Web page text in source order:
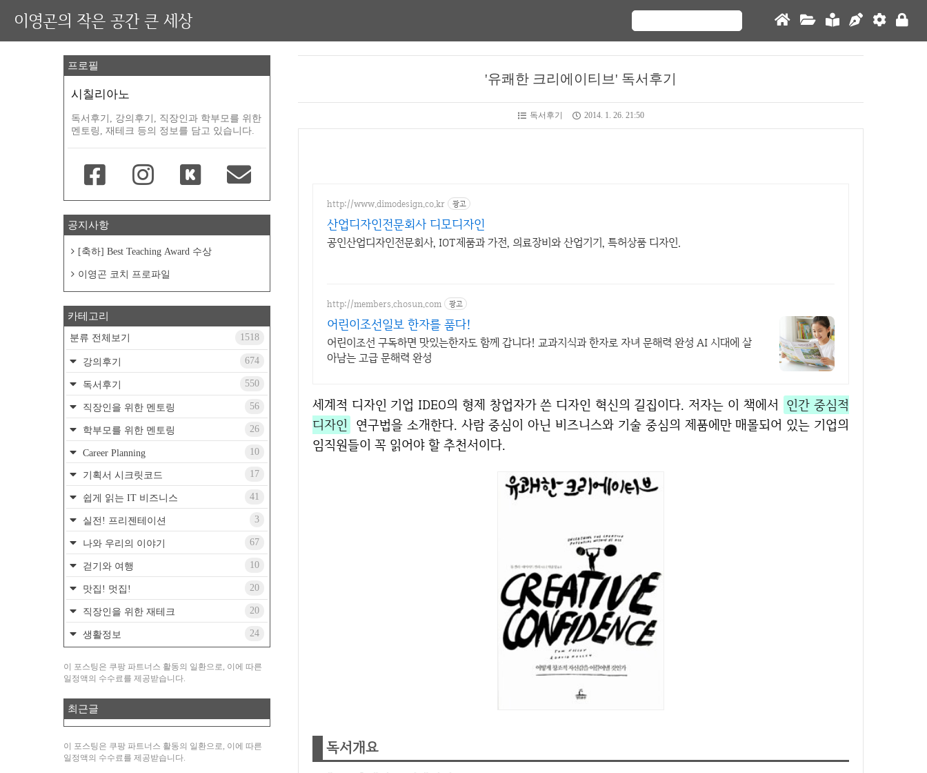
이영곤의 작은 공간 큰 세상
'유쾌한 크리에이티브' 독서후기
독서후기 2014. 1. 26. 21:50
http://www.dimodesign.co.kr 광고
산업디자인전문회사 디모디자인
공인산업디자인전문회사, IOT제품과 가전, 의료장비와 산업기기, 특허상품 디자인.
http://members.chosun.com 광고
어린이조선일보 한자를 품다!
어린이조선 구독하면 맛있는한자도 함께 갑니다! 교과지식과 한자로 자녀 문해력 완성 AI 시대에 살
아남는 고급 문해력 완성
세계적 디자인 기업 IDEO의 형제 창업자가 쓴 디자인 혁신의 길집이다. 저자는 이 책에서 인간 중심적
디자인 연구법을 소개한다. 사람 중심이 아닌 비즈니스와 기술 중심의 제품에만 매몰되어 있는 기업의
임직원들이 꼭 읽어야 할 추천서이다.
독서개요
프로필
시칠리아노
독서후기, 강의후기, 직장인과 학부모를 위한
멘토링, 재테크 등의 정보를 담고 있습니다.
공지사항
[축하] Best Teaching Award 수상
이영곤 코치 프로파일
카테고리
분류 전체보기 1518
강의후기 674
독서후기 550
직장인을 위한 멘토링 56
학부모를 위한 멘토링 26
Career Planning 10
기획서 시크릿코드 17
쉽게 읽는 IT 비즈니스 41
실전! 프리젠테이션 3
나와 우리의 이야기 67
걷기와 여행 10
맛집! 멋집! 20
직장인을 위한 재테크 20
생활정보 24
이 포스팅은 쿠팡 파트너스 활동의 일환으로, 이에 따른
일정액의 수수료를 제공받습니다.
최근글
이 포스팅은 쿠팡 파트너스 활동의 일환으로, 이에 따른
일정액의 수수료를 제공받습니다.